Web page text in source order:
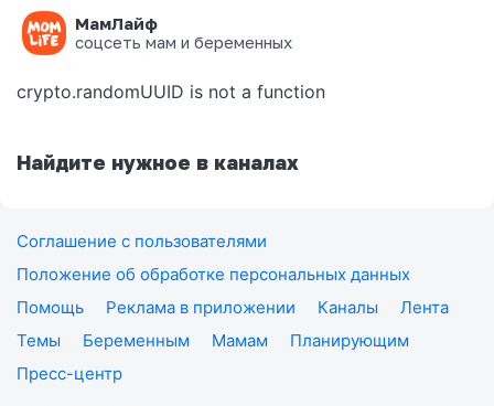
МамЛайф
соцсеть мам и беременных
Ошибка на странице
crypto.randomUUID is not a function
Найдите нужное в каналах
Соглашение с пользователями
Положение об обработке персональных данных
Помощь
Реклама в приложении Каналы
Лента
Темы
Беременным Мамам
Планирующим
Пресс-центр